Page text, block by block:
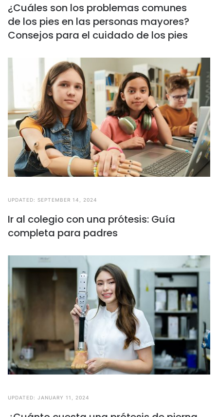
¿Cuáles son los problemas comunes
de los pies en las personas mayores?
Consejos para el cuidado de los pies
UPDATED: SEPTEMBER 14, 2024
Ir al colegio con una prótesis: Guía
completa para padres
UPDATED: JANUARY 11, 2024